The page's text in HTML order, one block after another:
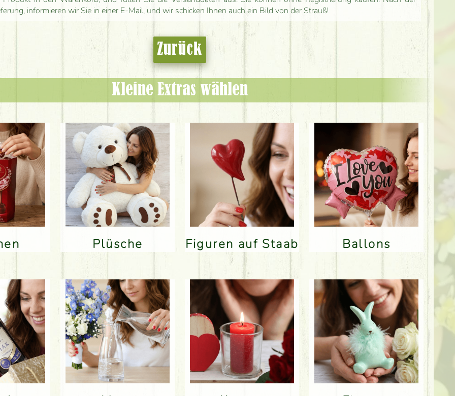
informieren wir Sie in einer E-Mail, und wir schicken Ihnen auch ein Bild von der Strauß!
Zurück
Kleine Extras wählen
Plüsche Figuren auf Staab Ballons